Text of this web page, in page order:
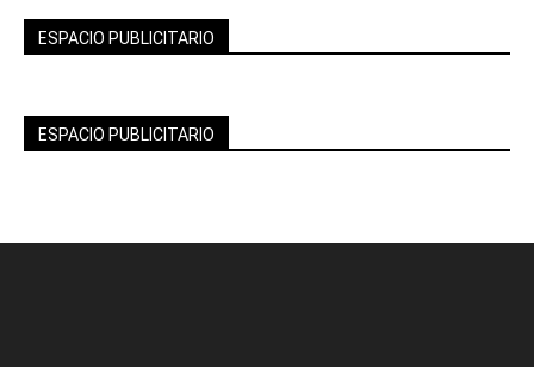
ESPACIO PUBLICITARIO
ESPACIO PUBLICITARIO